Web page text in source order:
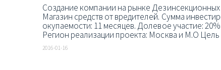
Создание компании на рынке
Магазин средств от вредителей. Сумма
окупаемости: 11 месяцев. Долевое участие:
Регион реализации проекта: Москва и М.О Цель
2016-01-16